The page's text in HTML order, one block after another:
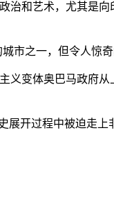
治和艺术，尤其是
市之一，但令人惊
义变体奥巴马政府
展开过程中被迫走